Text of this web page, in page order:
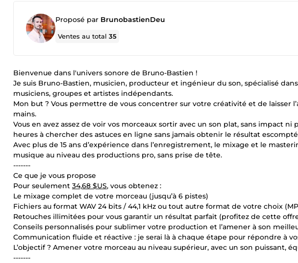
Proposé par BrunobastienDeu
Ventes au total35
Bienvenue dans l'univers sonore de Bruno-Bastien !
Je suis Bruno-Bastien, musicien, producteur et ingénieur du son, spécialisé
musiciens, groupes et artistes indépendants.
Mon but ? Vous permettre de vous concentrer sur votre créativité et de laisser
mains.
Vous en avez assez de voir vos morceaux sortir avec un son plat, sans impact ni
heures à chercher des astuces en ligne sans jamais obtenir le résultat escompté
Avec plus de 15 ans d’expérience dans l’enregistrement, le mixage et le
musique au niveau des productions pro, sans prise de tête.
-------
Ce que je vous propose
Pour seulement 34,68 $US, vous obtenez :
Le mixage complet de votre morceau (jusqu’à 6 pistes)
Fichiers au format WAV 24 bits / 44,1 kHz ou tout autre format de votre choix
Retouches illimitées pour vous garantir un résultat parfait (profitez de cette
Conseils personnalisés pour sublimer votre production et l’amener à son
Communication fluide et réactive : je serai là à chaque étape pour répondre à
L’objectif ? Amener votre morceau au niveau supérieur, avec un son puissant,
-------